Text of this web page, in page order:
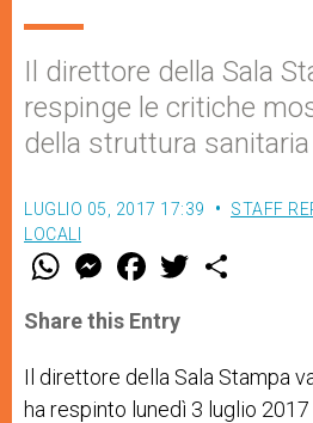
Il direttore della Sala
respinge le critiche
della struttura sanitaria
LUGLIO 05, 2017 17:39 STAFF
LOCALI
W
t
s
p
p
M
e
s
e
g
e
r
F
a
e
b
o
k
w
r
Share this Entry
Il direttore della Sala Stampa
ha respinto lunedì 3 luglio